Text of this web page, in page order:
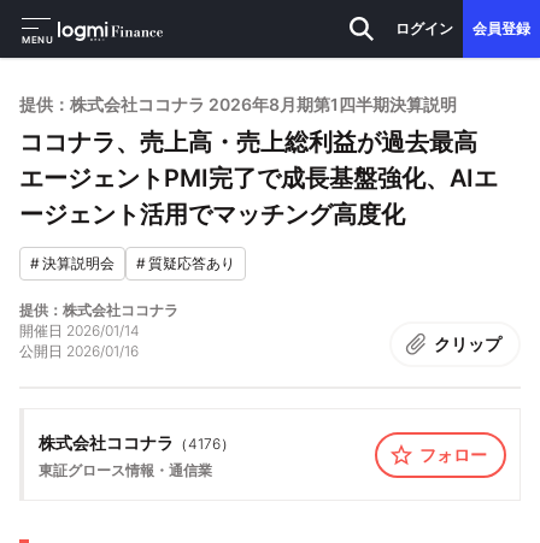
MENU
ログイン 会員登録
提供：株式会社ココナラ 2026年8月期第1四半期決算説明
ココナラ、売上高・売上総利益が過去最高
エージェントPMI完了で成長基盤強化、AIエ
ージェント活用でマッチング高度化
#決算説明会 #質疑応答あり
提供：株式会社ココナラ
開催日 2026/01/14
公開日 2026/01/16 クリップ
株式会社ココナラ （4176）
東証グロース情報・通信業
フォロー